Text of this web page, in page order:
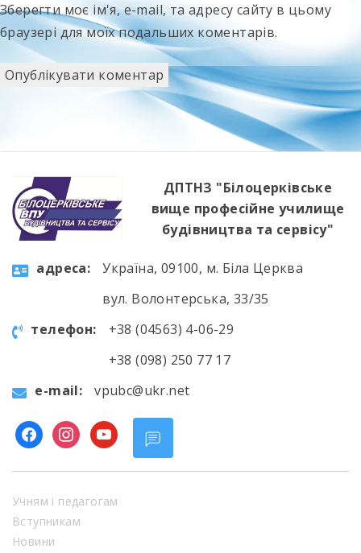
Зберегти моє ім'я, e-mail, та адресу сайту в цьому
браузері для моїх подальших коментарів.
ДПТНЗ "Білоцерківське
вище професійне училище
будівництва та сервісу"
aдресa:
Україна, 09100, м. Біла Церква
вул. Волонтерська, 33/35
телефон:
+38 (04563) 4-06-29
+38 (098) 250 77 17
e-mail:
vpubc@ukr.net
facebookinstagram
youtube
Учням і педагогам
Вступникам
Новини